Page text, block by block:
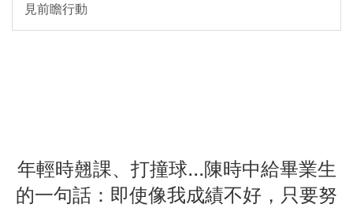
見前瞻行動
年輕時翹課、打撞球...陳時中給畢業生
的一句話：即使像我成績不好，只要努